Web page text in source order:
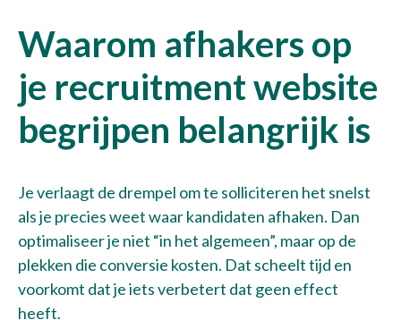
Verzenden
Bel met Thijs
+31 10 30 34 599
Waarom afhakers op
je recruitment website
begrijpen belangrijk is
Je verlaagt de drempel om te solliciteren het snelst
als je precies weet waar kandidaten afhaken. Dan
optimaliseer je niet “in het algemeen”, maar op de
plekken die conversie kosten. Dat scheelt tijd en
voorkomt dat je iets verbetert dat geen effect
heeft.